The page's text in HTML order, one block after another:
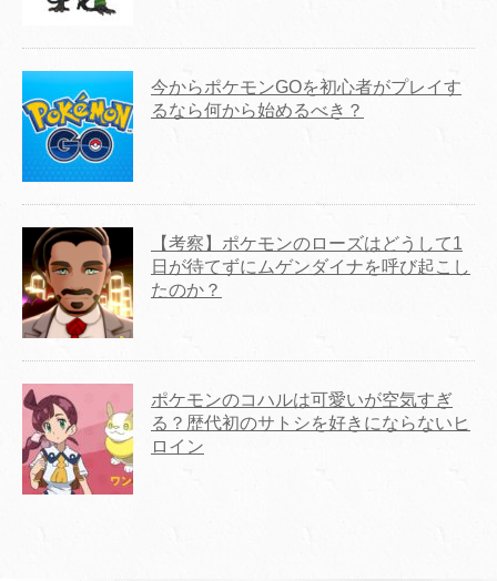
今からポケモンGOを初心者がプレイす
るなら何から始めるべき？
【考察】ポケモンのローズはどうして1
日が待てずにムゲンダイナを呼び起こし
たのか？
ポケモンのコハルは可愛いが空気すぎ
る？歴代初のサトシを好きにならないヒ
ロイン